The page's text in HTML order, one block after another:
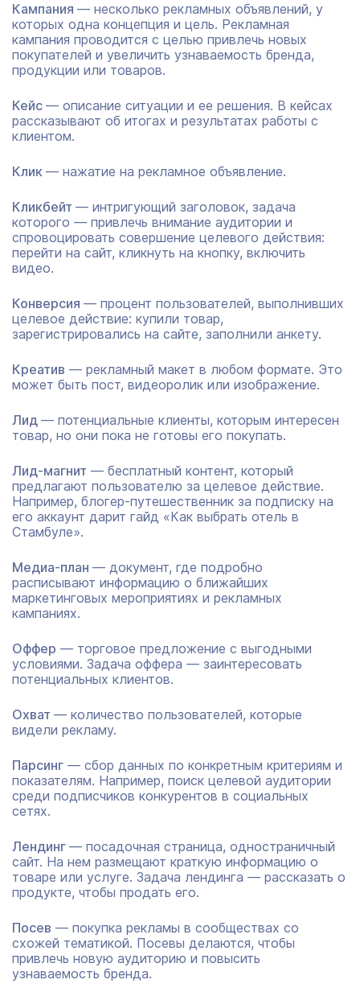
Кампания — несколько рекламных объявлений, у
которых одна концепция и цель. Рекламная
кампания проводится с целью привлечь новых
покупателей и увеличить узнаваемость бренда,
продукции или товаров.
Кейс — описание ситуации и ее решения. В кейсах
рассказывают об итогах и результатах работы с
клиентом.
Клик — нажатие на рекламное объявление.
Кликбейт — интригующий заголовок, задача
которого — привлечь внимание аудитории и
спровоцировать совершение целевого действия:
перейти на сайт, кликнуть на кнопку, включить
видео.
Конверсия — процент пользователей, выполнивших
целевое действие: купили товар,
зарегистрировались на сайте, заполнили анкету.
Креатив — рекламный макет в любом формате. Это
может быть пост, видеоролик или изображение.
Лид — потенциальные клиенты, которым интересен
товар, но они пока не готовы его покупать.
Лид-магнит — бесплатный контент, который
предлагают пользователю за целевое действие.
Например, блогер-путешественник за подписку на
его аккаунт дарит гайд «Как выбрать отель в
Стамбуле».
Медиа-план — документ, где подробно
расписывают информацию о ближайших
маркетинговых мероприятиях и рекламных
кампаниях.
Оффер — торговое предложение с выгодными
условиями. Задача оффера — заинтересовать
потенциальных клиентов.
Охват — количество пользователей, которые
видели рекламу.
Парсинг — сбор данных по конкретным критериям и
показателям. Например, поиск целевой аудитории
среди подписчиков конкурентов в социальных
сетях.
Лендинг — посадочная страница, одностраничный
сайт. На нем размещают краткую информацию о
товаре или услуге. Задача лендинга — рассказать о
продукте, чтобы продать его.
Посев — покупка рекламы в сообществах со
схожей тематикой. Посевы делаются, чтобы
привлечь новую аудиторию и повысить
узнаваемость бренда.